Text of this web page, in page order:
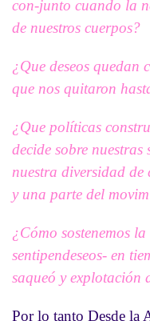
con-junto cuando la
de nuestros cuerpos?
¿Que deseos
que nos quitaron
¿Que políticas
decide sobre
nuestra diversidad de
y una parte del
¿Cómo sostenemos
sentipendeseos- en
saqueó y explotación
Por lo tanto Desde la